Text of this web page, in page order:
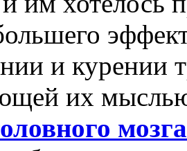
и курении
их
мозга